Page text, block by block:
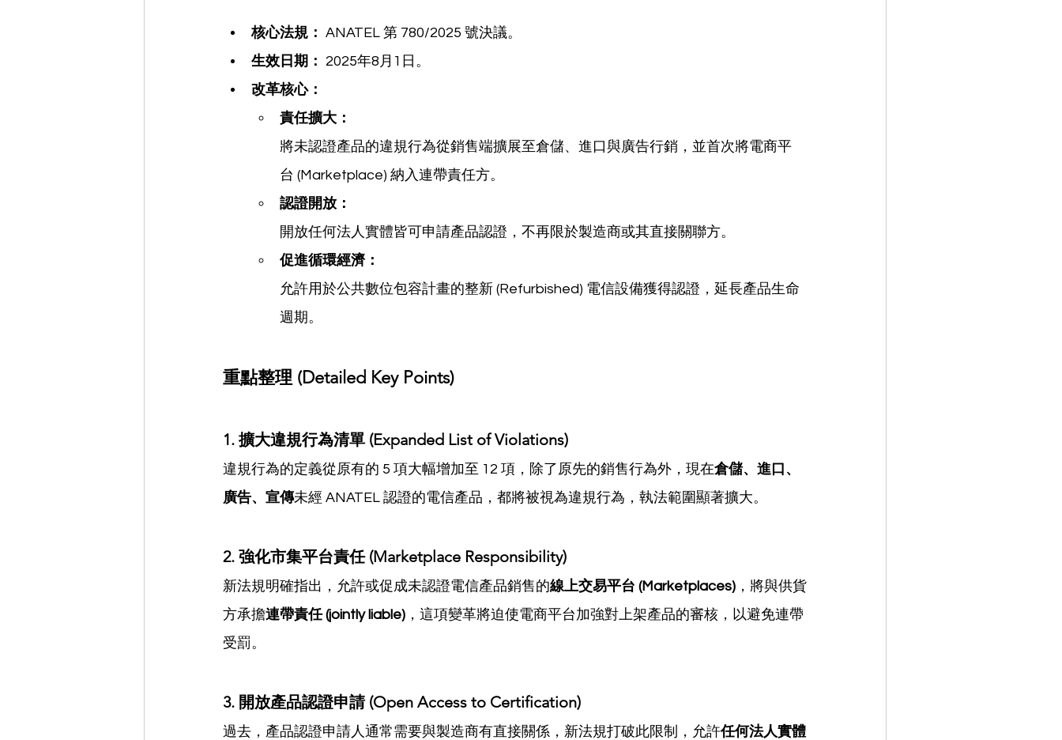
核心法規： ANATEL 第 780/2025 號決議。
生效日期：
2025年8月1日。
改革核心：
責任擴大：
將未認證產品的違規行為從銷售端擴展至倉儲、進口與廣告行銷，並首次將電商平
台 (Marketplace) 納入連帶責任方。
認證開放：
開放任何法人實體皆可申請產品認證，不再限於製造商或其直接關聯方。
促進循環經濟：
允許用於公共數位包容計畫的整新 (Refurbished) 電信設備獲得認證，延長產品生命
週期。
重點整理 (Detailed Key Points)
1. 擴大違規行為清單 (Expanded List of Violations)
違規行為的定義從原有的 5 項大幅增加至 12 項，除了原先的銷售行為外，現在倉儲、進口、
廣告、宣傳未經 ANATEL 認證的電信產品，都將被視為違規行為，執法範圍顯著擴大。
2. 強化市集平台責任 (Marketplace Responsibility)
新法規明確指出，允許或促成未認證電信產品銷售的線上交易平台 (Marketplaces) ，將與供貨
方承擔連帶責任 (jointly liable) ，這項變革將迫使電商平台加強對上架產品的審核，以避免連帶
受罰。
3. 開放產品認證申請 (Open Access to Certification)
過去，產品認證申請人通常需要與製造商有直接關係，新法規打破此限制，允許任何法人實體